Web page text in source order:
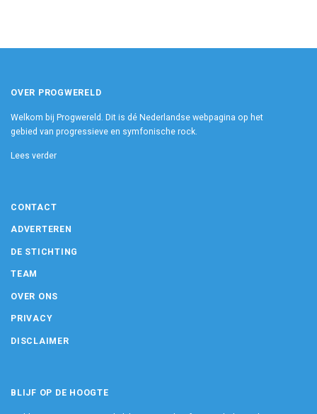
OVER PROGWERELD
Welkom bij Progwereld. Dit is dé Nederlandse webpagina op het
gebied van progressieve en symfonische rock.
Lees verder
CONTACT
ADVERTEREN
DE STICHTING
TEAM
OVER ONS
PRIVACY
DISCLAIMER
BLIJF OP DE HOOGTE